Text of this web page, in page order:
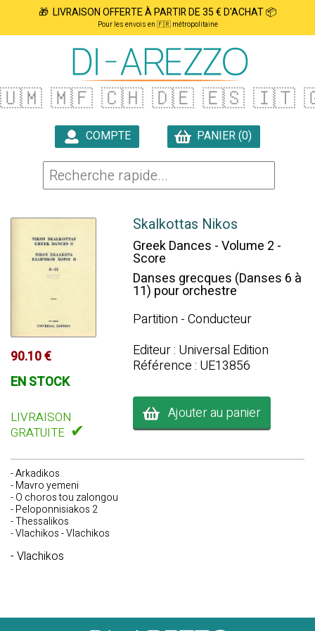
🎁 LIVRAISON OFFERTE À PARTIR DE 35 € D'ACHAT 📦
Pour les envois en 🇫🇷 métropolitaine
🇺🇲 🇲🇫 🇨🇭 🇩🇪 🇪🇸 🇮🇹
COMPTE
PANIER (0)
90.10 €
EN STOCK
LIVRAISON
GRATUITE ✔
Skalkottas Nikos
Greek Dances - Volume 2 -
Score
Danses grecques (Danses 6 à
11) pour orchestre
Partition - Conducteur
Editeur : Universal Edition
Référence : UE13856
Ajouter au panier
- Arkadikos
- Mavro yemeni
- O choros tou zalongou
- Peloponnisiakos 2
- Thessalikos
- Vlachikos - Vlachikos
- Vlachikos